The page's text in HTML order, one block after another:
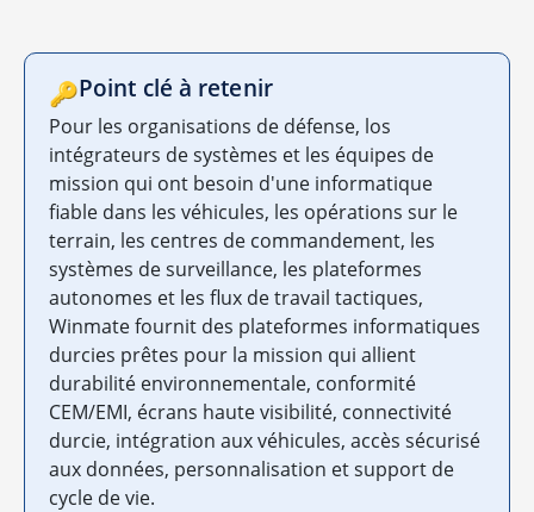
🔑Point clé à retenir
Pour les organisations de défense, los
intégrateurs de systèmes et les équipes de
mission qui ont besoin d'une informatique
fiable dans les véhicules, les opérations sur le
terrain, les centres de commandement, les
systèmes de surveillance, les plateformes
autonomes et les flux de travail tactiques,
Winmate fournit des plateformes informatiques
durcies prêtes pour la mission qui allient
durabilité environnementale, conformité
CEM/EMI, écrans haute visibilité, connectivité
durcie, intégration aux véhicules, accès sécurisé
aux données, personnalisation et support de
cycle de vie.